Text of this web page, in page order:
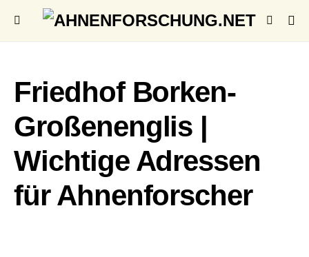
Friedhof Borken-
Großenenglis |
Wichtige Adressen
für Ahnenforscher